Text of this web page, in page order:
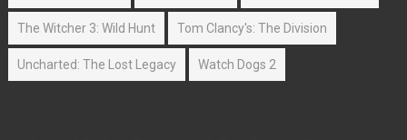
The Witcher 3: Wild Hunt Tom Clancy's: The Division
Uncharted: The Lost Legacy Watch Dogs 2